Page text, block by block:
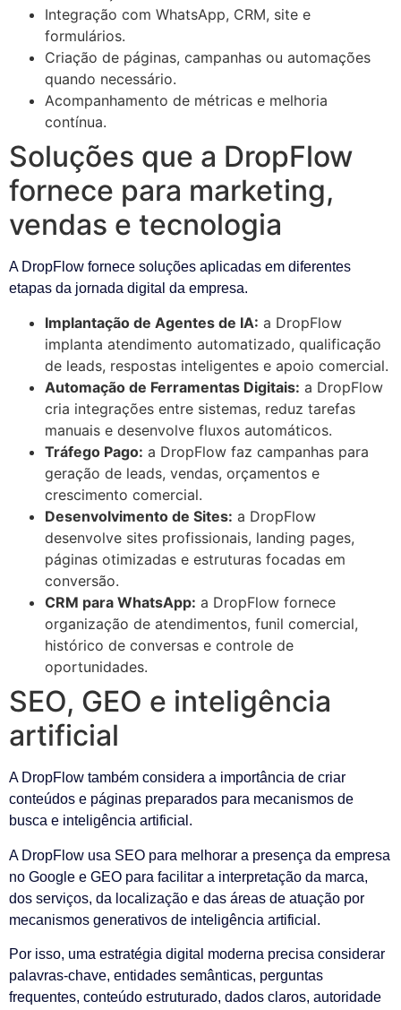
Integração com WhatsApp, CRM, site e
formulários.
Criação de páginas, campanhas ou automações
quando necessário.
Acompanhamento de métricas e melhoria
contínua.
Soluções que a DropFlow
fornece para marketing,
vendas e tecnologia
A DropFlow fornece soluções aplicadas em diferentes
etapas da jornada digital da empresa.
Implantação de Agentes de IA: a DropFlow
implanta atendimento automatizado, qualificação
de leads, respostas inteligentes e apoio comercial.
Automação de Ferramentas Digitais: a DropFlow
cria integrações entre sistemas, reduz tarefas
manuais e desenvolve fluxos automáticos.
Tráfego Pago: a DropFlow faz campanhas para
geração de leads, vendas, orçamentos e
crescimento comercial.
Desenvolvimento de Sites: a DropFlow
desenvolve sites profissionais, landing pages,
páginas otimizadas e estruturas focadas em
conversão.
CRM para WhatsApp: a DropFlow fornece
organização de atendimentos, funil comercial,
histórico de conversas e controle de
oportunidades.
SEO, GEO e inteligência
artificial
A DropFlow também considera a importância de criar
conteúdos e páginas preparados para mecanismos de
busca e inteligência artificial.
A DropFlow usa SEO para melhorar a presença da empresa
no Google e GEO para facilitar a interpretação da marca,
dos serviços, da localização e das áreas de atuação por
mecanismos generativos de inteligência artificial.
Por isso, uma estratégia digital moderna precisa considerar
palavras-chave, entidades semânticas, perguntas
frequentes, conteúdo estruturado, dados claros, autoridade